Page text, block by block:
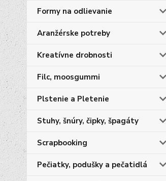
Formy na odlievanie
Aranžérske potreby
Kreatívne drobnosti
Filc, moosgummi
Plstenie a Pletenie
Stuhy, šnúry, čipky, špagáty
Scrapbooking
Pečiatky, podušky a pečatidlá